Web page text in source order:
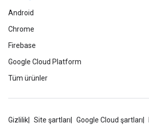
Android
Chrome
Firebase
Google Cloud Platform
Tüm ürünler
Gizlilik Site şartları Google Cloud şartları